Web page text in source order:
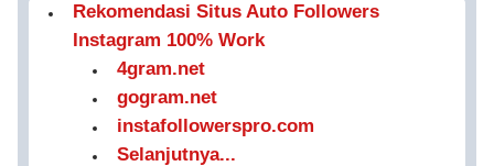
Rekomendasi Situs Auto Followers
Instagram 100% Work
4gram.net
gogram.net
instafollowerspro.com
Selanjutnya...